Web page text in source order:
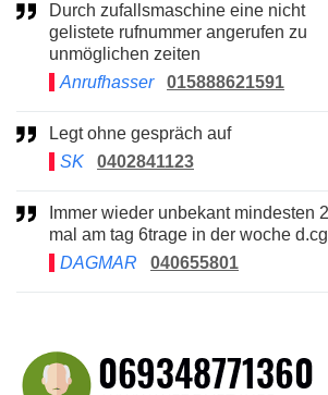
Durch zufallsmaschine eine nicht
gelistete rufnummer angerufen zu
unmöglichen zeiten
Anrufhasser
015888621591
Legt ohne gespräch auf
SK
0402841123
mal am tag 6trage in der woche d.cg
DAGMAR
040655801